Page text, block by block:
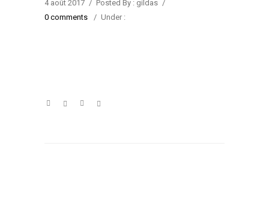
4 août 2017 / Posted By : gildas /
0 comments
/ Under :